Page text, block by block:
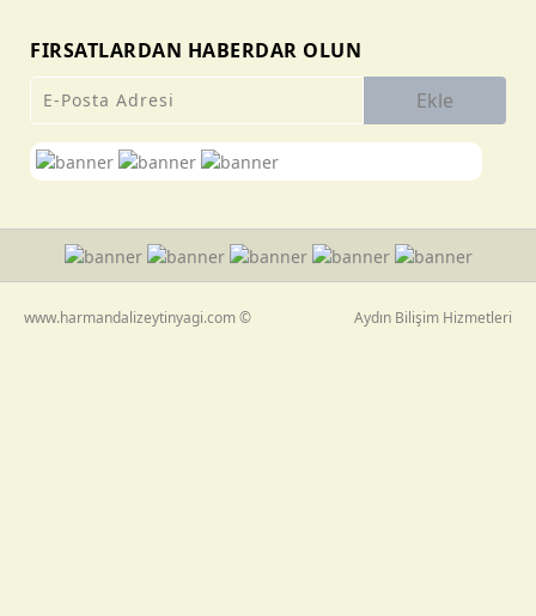
FIRSATLARDAN HABERDAR OLUN
Ekle
www.harmandalizeytinyagi.com © Aydın Bilişim Hizmetleri